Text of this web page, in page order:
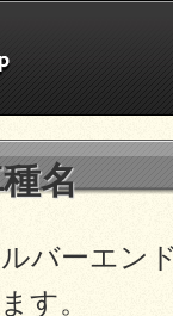
名
ルバーエン
す。